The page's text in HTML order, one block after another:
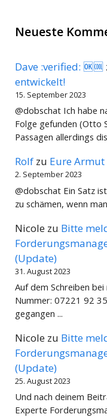
Neueste
Dave :verified: 🆗🆒
entwickelt!
15. September 2023
@dobschat Ich habe
Folge gefunden (Otto
Passagen allerdings
Rolf zu Eure
2. September 2023
@dobschat Ein Satz
zu schämen, wenn
Nicole zu Bitte
(Update)
31. August 2023
Auf dem Schreiben
Nummer: 07221 92
gegangen ...
Nicole zu Bitte
(Update)
25. August 2023
Und nach deinem
Experte